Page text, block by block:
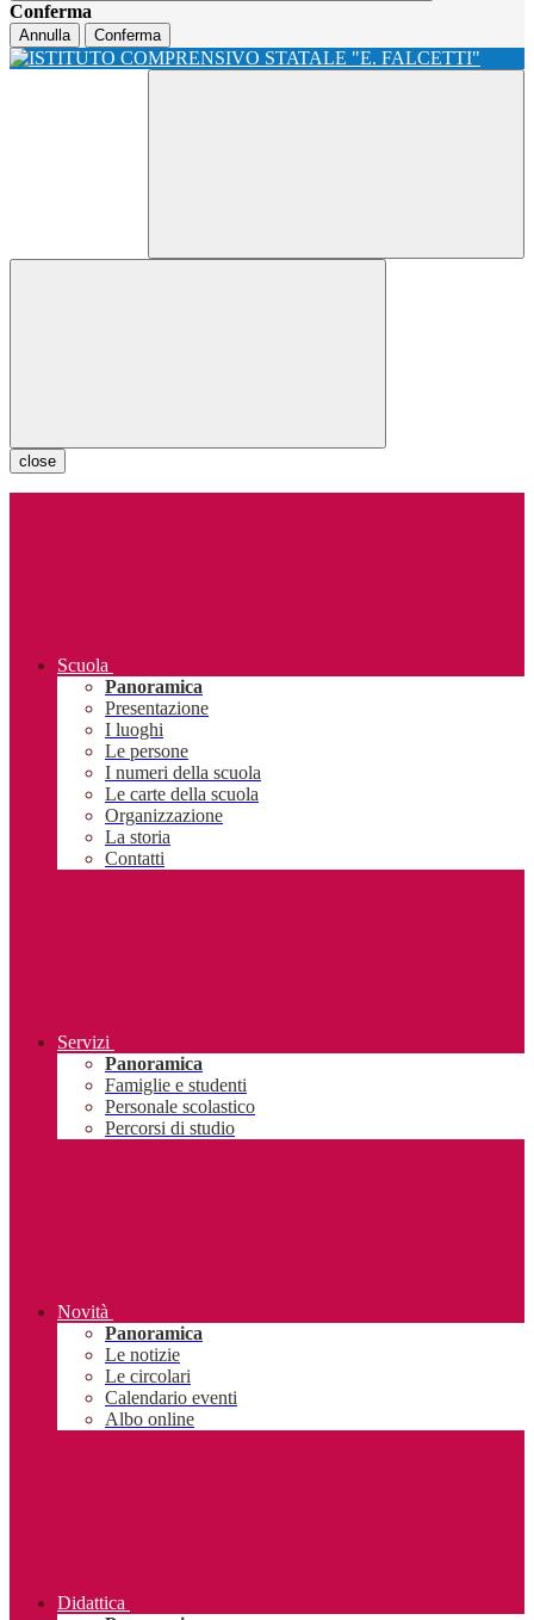
Conferma
Annulla Conferma
close
Scuola
Panoramica
Presentazione
I luoghi
Le persone
I numeri della scuola
Le carte della scuola
Organizzazione
La storia
Contatti
Servizi
Panoramica
Famiglie e studenti
Personale scolastico
Percorsi di studio
Novità
Panoramica
Le notizie
Le circolari
Calendario eventi
Albo online
Didattica